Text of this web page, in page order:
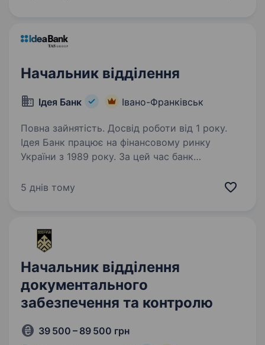
Начальник відділення
Ідея Банк Івано-Франківськ
Повна зайнятість. Досвід роботи від 1 року.
Ідея Банк працює на фінансовому ринку
України з 1989 року. За цей час банк
партнер для клієнтів. Наша справжня
5 днів тому
Начальник відділення
документального
забезпечення та контролю
39 500 – 89 500 грн